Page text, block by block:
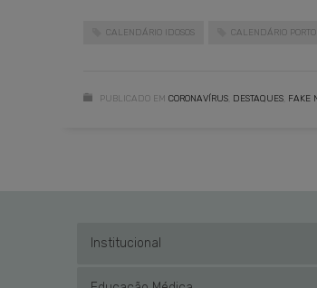
CALENDÁRIO IDOSOS CALENDÁRIO
PUBLICADO EM CORONAVÍRUS DESTAQUES FAKE
Institucional